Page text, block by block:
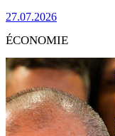
27.07.2026
ÉCONOMIE